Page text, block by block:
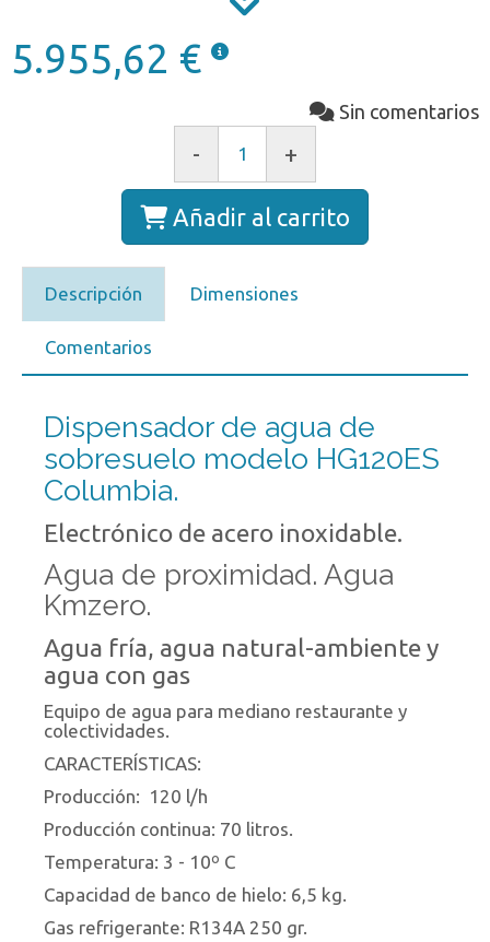
5.955,62 €
Sin comentarios
- +
Añadir al carrito
Descripción Dimensiones
Comentarios
Dispensador de agua de
sobresuelo modelo HG120ES
Columbia.
Electrónico de acero inoxidable.
Agua de proximidad. Agua
Kmzero.
Agua fría, agua natural-ambiente y
agua con gas
Equipo de agua para mediano restaurante y
colectividades.
CARACTERÍSTICAS:
Producción: 120 l/h
Producción continua: 70 litros.
Temperatura: 3 - 10º C
Capacidad de banco de hielo: 6,5 kg.
Gas refrigerante: R134A 250 gr.